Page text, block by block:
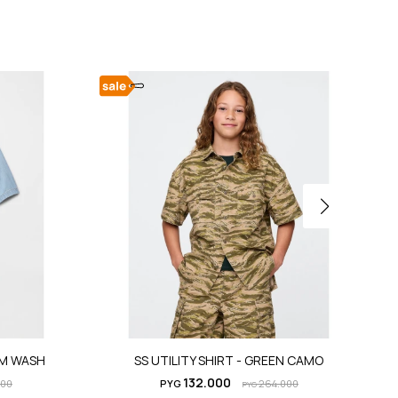
WASH SS UTILITY SHIRT - GREEN CAMO
PYG 132.000 PYG264.000